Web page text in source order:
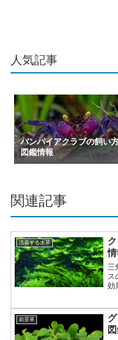
人気記事
バンパイアクラブの飼い
図鑑情報
関連記事
活着する水草
三
ス
効
前景草